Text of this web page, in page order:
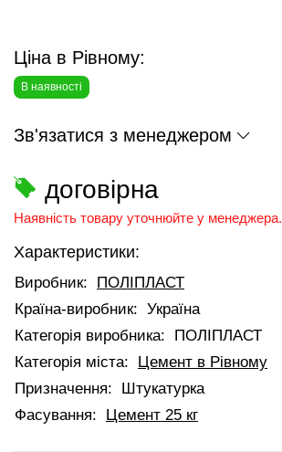
Ціна в Рівному:
В наявності
Зв'язатися з менеджером
договірна
Наявність товару уточнюйте у менеджера.
Характеристики:
Виробник:
ПОЛІПЛАСТ
Країна-виробник: Україна
Категорія виробника:
ПОЛІПЛАСТ
Категорія міста:
Цемент в Рівному
Призначення:
Штукатурка
Фасування:
Цемент 25 кг